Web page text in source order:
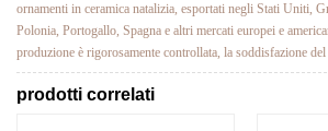
ornamenti in ceramica natalizia, esportati negli Stati Uniti,
Polonia, Portogallo, Spagna e altri mercati europei e
produzione è rigorosamente controllata, la soddisfazione
prodotti correlati